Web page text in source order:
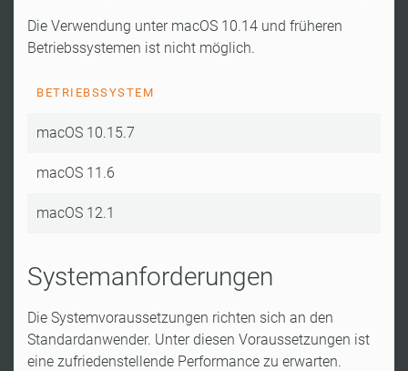
Die Verwendung unter macOS 10.14 und früheren
Betriebssystemen ist nicht möglich.
BETRIEBSSYSTEM
macOS 10.15.7
macOS 11.6
macOS 12.1
Systemanforderungen
Die Systemvoraussetzungen richten sich an den
Standardanwender. Unter diesen Voraussetzungen ist
eine zufriedenstellende Performance zu erwarten.